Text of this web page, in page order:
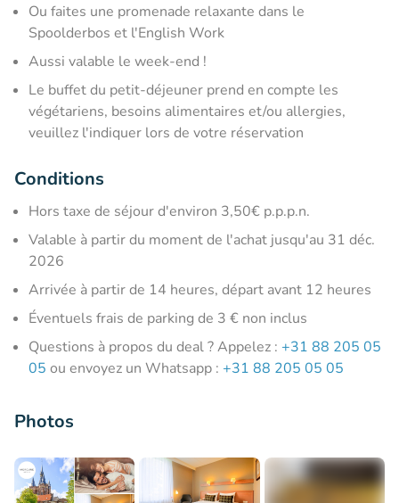
Ou faites une promenade relaxante dans le
Spoolderbos et l'English Work
Aussi valable le week-end !
Le buffet du petit-déjeuner prend en compte les
végétariens, besoins alimentaires et/ou allergies,
veuillez l'indiquer lors de votre réservation
Conditions
Hors taxe de séjour d'environ 3,50€ p.p.p.n.
Valable à partir du moment de l'achat jusqu'au 31 déc.
2026
Arrivée à partir de 14 heures, départ avant 12 heures
Éventuels frais de parking de 3 € non inclus
Questions à propos du deal ? Appelez : +31 88 205 05
05 ou envoyez un Whatsapp : +31 88 205 05 05
Photos